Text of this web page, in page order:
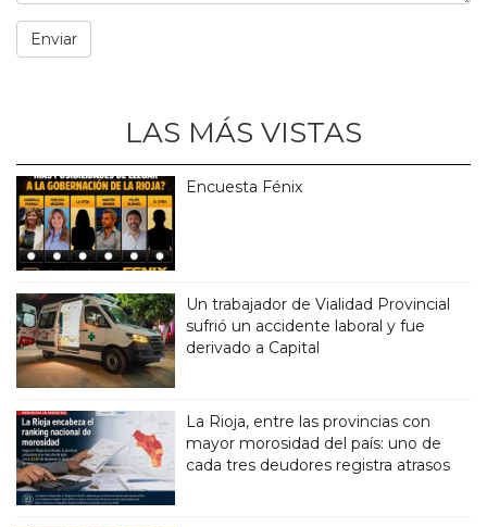
LAS MÁS VISTAS
Encuesta Fénix
Un trabajador de Vialidad Provincial
sufrió un accidente laboral y fue
derivado a Capital
La Rioja, entre las provincias con
mayor morosidad del país: uno de
cada tres deudores registra atrasos